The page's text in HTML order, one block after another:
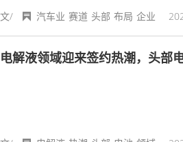
文/ 汽车业 赛道 头部 布局 企业
电解液领域迎来签约热潮，头部